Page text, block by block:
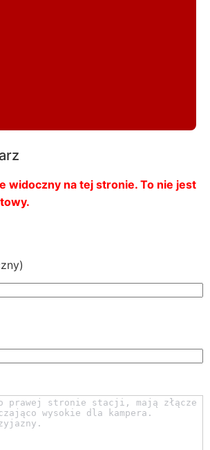
widoczny na tej stronie. To nie jest